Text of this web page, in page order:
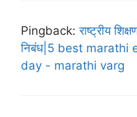
Pingback:राष्ट्रीय
निबंध|5 best marathi
day - marathi varg